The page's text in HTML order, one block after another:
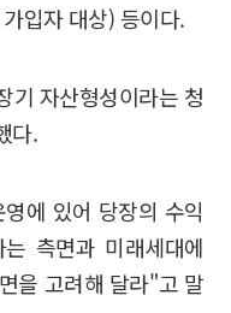
입자 대상) 등이다.
기 자산형성이라는 청
다.
에 있어 당장의 수익
측면과 미래세대에
을 고려해 달라"고 말